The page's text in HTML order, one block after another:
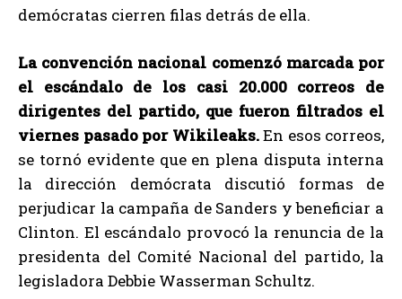
demócratas cierren filas detrás de ella.
La convención nacional comenzó marcada por
el escándalo de los casi 20.000 correos de
dirigentes del partido, que fueron filtrados el
viernes pasado por Wikileaks.En esos correos,
se tornó evidente que en plena disputa interna
la dirección demócrata discutió formas de
perjudicar la campaña de Sanders y beneficiar a
Clinton. El escándalo provocó la renuncia de la
presidenta del Comité Nacional del partido, la
legisladora Debbie Wasserman Schultz.